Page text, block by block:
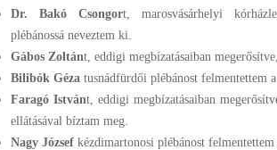
Dr. Bakó Csongort, marosvásárhelyi
plébánossá neveztem ki.
Gábos Zoltánt, eddigi megbízatásaiban
Bilibók Géza tusnádfürdői plébánost felmentettem
Faragó Istvánt, eddigi megbízatásaiban
ellátásával bíztam meg.
Nagy József kézdimartonosi plébánost